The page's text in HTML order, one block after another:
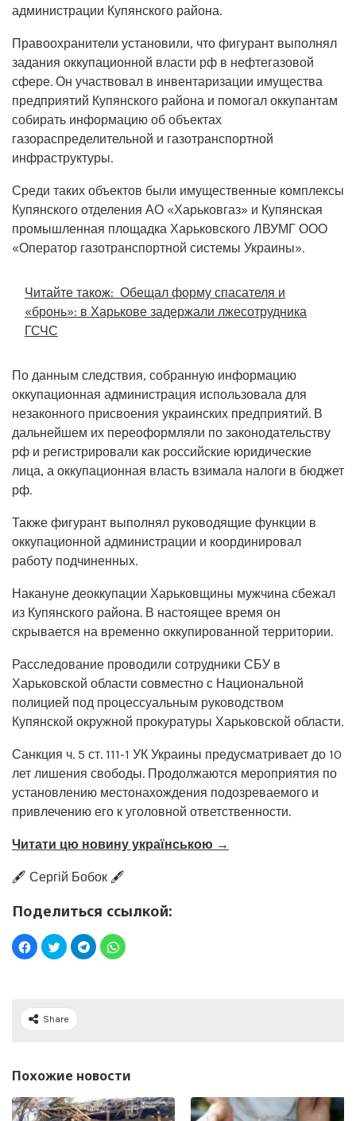
администрации Купянского района.
Правоохранители установили, что фигурант выполнял
задания оккупационной власти рф в нефтегазовой
сфере. Он участвовал в инвентаризации имущества
предприятий Купянского района и помогал оккупантам
собирать информацию об объектах
газораспределительной и газотранспортной
инфраструктуры.
Среди таких объектов были имущественные комплексы
Купянского отделения АО «Харьковгаз» и Купянская
промышленная площадка Харьковского ЛВУМГ ООО
«Оператор газотранспортной системы Украины».
Читайте також: Обещал форму спасателя и
«бронь»: в Харькове задержали лжесотрудника
ГСЧС
По данным следствия, собранную информацию
оккупационная администрация использовала для
незаконного присвоения украинских предприятий. В
дальнейшем их переоформляли по законодательству
рф и регистрировали как российские юридические
лица, а оккупационная власть взимала налоги в бюджет
рф.
Также фигурант выполнял руководящие функции в
оккупационной администрации и координировал
работу подчиненных.
Накануне деоккупации Харьковщины мужчина сбежал
из Купянского района. В настоящее время он
скрывается на временно оккупированной территории.
Расследование проводили сотрудники СБУ в
Харьковской области совместно с Национальной
полицией под процессуальным руководством
Купянской окружной прокуратуры Харьковской области.
Санкция ч. 5 ст. 111-1 УК Украины предусматривает до 10
лет лишения свободы. Продолжаются мероприятия по
установлению местонахождения подозреваемого и
привлечению его к уголовной ответственности.
Читати цю новину українською →
🖋️ Сергій Бобок 🖋️
Поделиться ссылкой:
Share
Похожие новости